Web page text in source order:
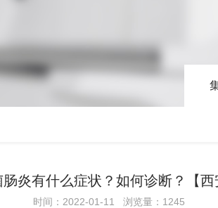
炎有什么症状？如何诊断？【西
时间：2022-01-11 浏览量：1245